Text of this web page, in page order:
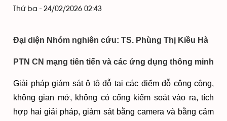
Thứ ba - 24/02/2026 02:43
Đại diện Nhóm nghiên cứu: TS. Phùng Thị Kiều Hà
PTN CN mạng tiên tiến và các ứng dụng thông minh
Giải pháp giám sát ô tô đỗ tại các điểm đỗ công cộng,
không gian mở, không có cổng kiểm soát vào ra, tích
hợp hai giải pháp, giảm sát bằng camera và bằng cảm